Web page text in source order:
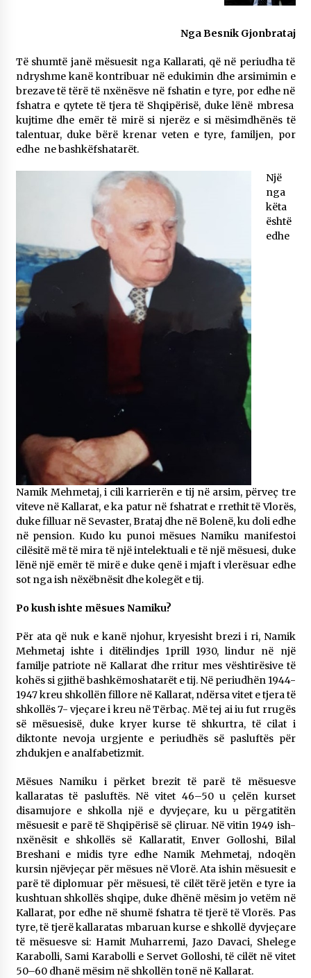
Faksimilet e një 83 vjetori lufte: Çfarë shkruan
04/10/2025
RINDËRTIMIN E VENDIT – NGA ÇIZE XHAFERAJ
22/09/2025
– ËNGJËLL HASIMAJ – “KUJTIMET E MIA PËR
EDHE SI NJË BANOR I PËRKOHSHËM I TIJ”
Gazeta Kallarati nr. 114
Nga Besnik Gjonbrataj
Të shumtë janë mësuesit nga Kallarati, që në periudha të
ndryshme kanë kontribuar në edukimin dhe arsimimin e
brezave të tërë të nxënësve në fshatin e tyre, por edhe në
fshatra e qytete të tjera të Shqipërisë, duke lënë mbresa
kujtime dhe emër të mirë si njerëz e si mësimdhënës të
talentuar, duke bërë krenar veten e tyre, familjen, por
edhe ne bashkëfshatarët.
Një
nga
këta
është
edhe
Namik Mehmetaj, i cili karrierën e tij në arsim, përveç tre
viteve në Kallarat, e ka patur në fshatrat e rrethit të Vlorës,
duke filluar në Sevaster, Brataj dhe në Bolenë, ku doli edhe
në pension. Kudo ku punoi mësues Namiku manifestoi
cilësitë më të mira të një intelektuali e të një mësuesi, duke
lënë një emër të mirë e duke qenë i mjaft i vlerësuar edhe
sot nga ish nëxëbnësit dhe kolegët e tij.
Po kush ishte mësues Namiku?
Për ata që nuk e kanë njohur, kryesisht brezi i ri, Namik
Mehmetaj ishte i ditëlindjes 1prill 1930, lindur në një
familje patriote në Kallarat dhe rritur mes vështirësive të
kohës si gjithë bashkëmoshatarët e tij. Në periudhën 1944-
1947 kreu shkollën fillore në Kallarat, ndërsa vitet e tjera të
shkollës 7- vjeçare i kreu në Tërbaç. Më tej ai iu fut rrugës
së mësuesisë, duke kryer kurse të shkurtra, të cilat i
diktonte nevoja urgjente e periudhës së pasluftës për
zhdukjen e analfabetizmit.
Mësues Namiku i përket brezit të parë të mësuesve
kallaratas të pasluftës. Në vitet 46–50 u çelën kurset
disamujore e shkolla një e dyvjeçare, ku u përgatitën
mësuesit e parë të Shqipërisë së çliruar. Në vitin 1949 ish-
nxënësit e shkollës së Kallaratit, Enver Golloshi, Bilal
Breshani e midis tyre edhe Namik Mehmetaj, ndoqën
kursin njëvjeçar për mësues në Vlorë. Ata ishin mësuesit e
parë të diplomuar për mësuesi, të cilët tërë jetën e tyre ia
kushtuan shkollës shqipe, duke dhënë mësim jo vetëm në
Kallarat, por edhe në shumë fshatra të tjerë të Vlorës. Pas
tyre, të tjerë kallaratas mbaruan kurse e shkollë dyvjeçare
të mësuesve si: Hamit Muharremi, Jazo Davaci, Shelege
Karabolli, Sami Karabolli e Servet Golloshi, të cilët në vitet
50–60 dhanë mësim në shkollën tonë në Kallarat.